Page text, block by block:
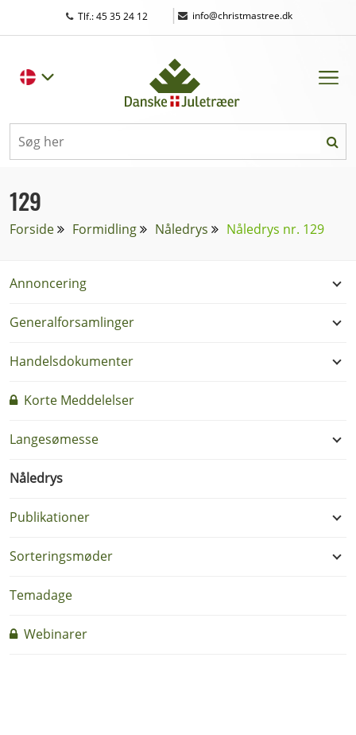
Tlf.: 45 35 24 12 | info@christmastree.dk
129
Forside Formidling Nåledrys Nåledrys nr. 129
Annoncering
Generalforsamlinger
Handelsdokumenter
Korte Meddelelser
Langesømesse
Nåledrys
Publikationer
Sorteringsmøder
Temadage
Webinarer